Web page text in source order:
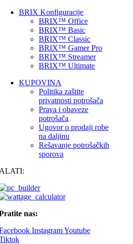
BRIX Konfiguracije
BRIX™ Office
BRIX™ Basic
BRIX™ Classic
BRIX™ Gamer Pro
BRIX™ Streamer
BRIX™ Ultimate
KUPOVINA
Politika zaštite
privatnosti potrošača
Prava i obaveze
potrošača
Ugovor o prodaji robe
na daljinu
Rešavanje potrošačkih
sporova
nas:
InstagramYoutube